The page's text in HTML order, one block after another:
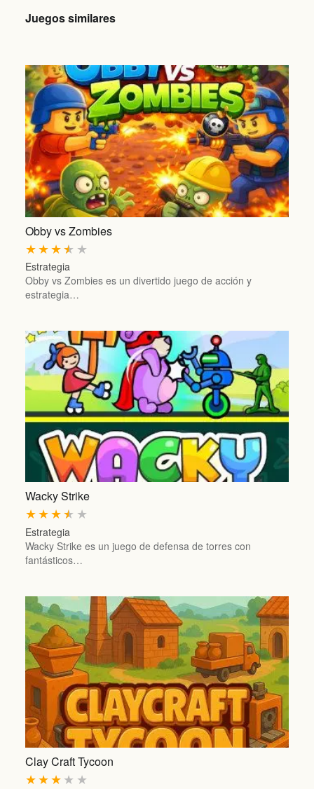
Juegos similares
Obby vs Zombies
★
★
★
★
★
Estrategia
Obby vs Zombies es un divertido juego de acción y
estrategia…
Wacky Strike
★
★
★
★
★
Estrategia
Wacky Strike es un juego de defensa de torres con
fantásticos…
Clay Craft Tycoon
★
★
★
★
★